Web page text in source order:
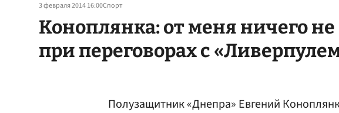
3 февраля 2014 16:00Спорт
Коноплянка: от меня ничего не
при переговорах с
Полузащитник «Днепра» Евгений